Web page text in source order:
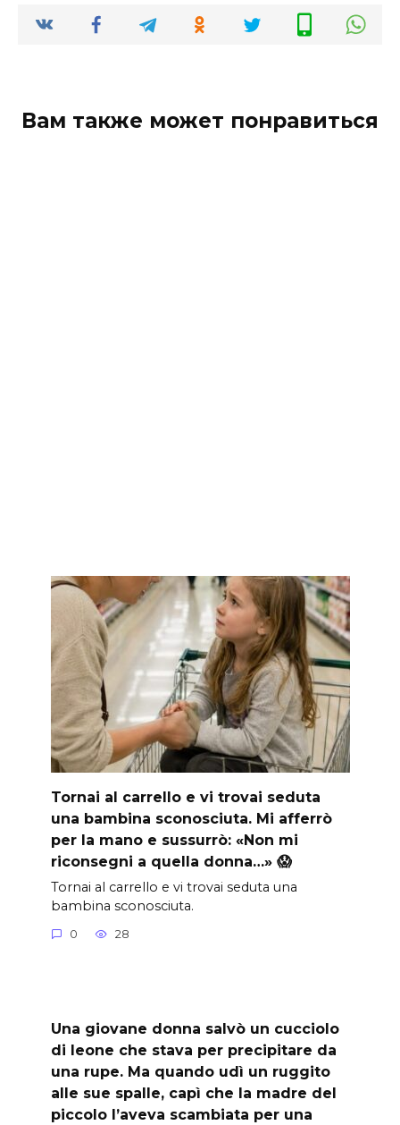
Вам также может понравиться
Tornai al carrello e vi trovai seduta
una bambina sconosciuta. Mi afferrò
per la mano e sussurrò: «Non mi
riconsegni a quella donna…» 😱
Tornai al carrello e vi trovai seduta una
bambina sconosciuta.
0 28
Una giovane donna salvò un cucciolo
di leone che stava per precipitare da
una rupe. Ma quando udì un ruggito
alle sue spalle, capì che la madre del
piccolo l’aveva scambiata per una